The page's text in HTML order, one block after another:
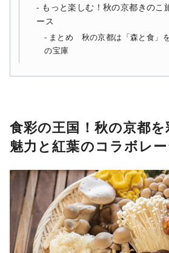
もっと楽しむ！秋の京都きのこ
ース
まとめ 秋の京都は「森と食」
の宝庫
食彩の王国！秋の京都
魅力と紅葉のコラボレ